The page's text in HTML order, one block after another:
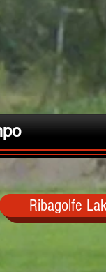
Ribagolfe